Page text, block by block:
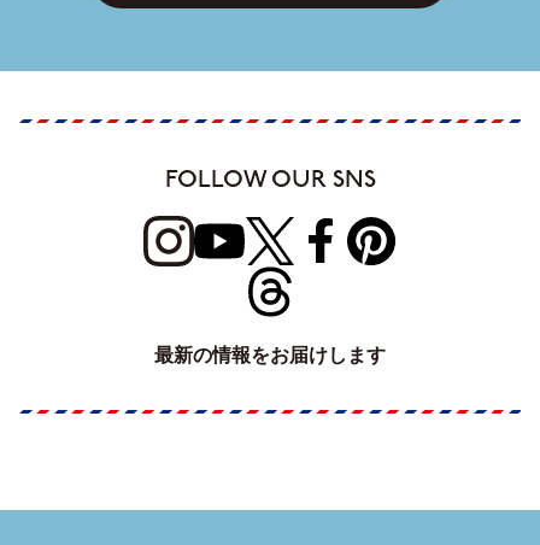
FOLLOW OUR SNS
最新の情報をお届けします